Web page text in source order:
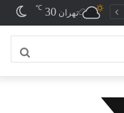
تهران 30
℃